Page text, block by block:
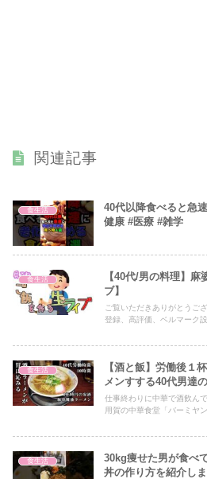
関連記事
食生活
40代以降食べると急
健康 #医療 #雑学
食生活
【40代/男の料理】
ブ】
ご覧いただきありがとうご
登録、高評価、ベルマーク設
食生活
【酒と飯】労働後１
メンすする40代男達
仕事終わりに中華で酒飲ん
用賀の中華食堂「バーミヤ
食生活
30kg痩せた男が食べ
丼の作り方を紹介し